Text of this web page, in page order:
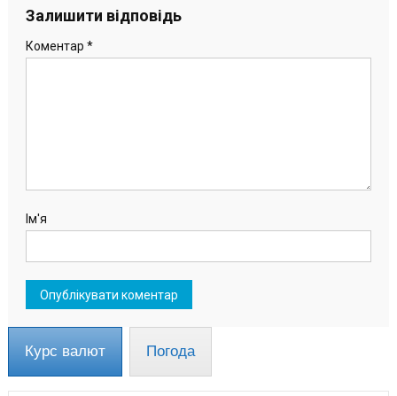
записів
Залишити відповідь
Коментар *
Ім'я
Курс валют Погода